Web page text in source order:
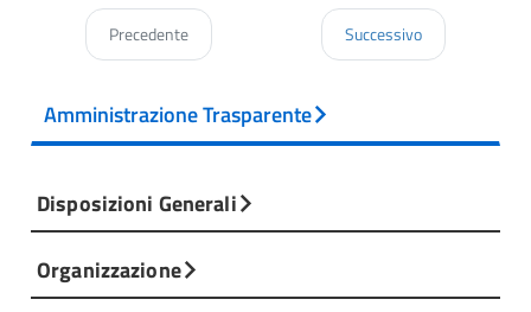
Precedente Successivo
Amministrazione Trasparente
Disposizioni Generali
Organizzazione